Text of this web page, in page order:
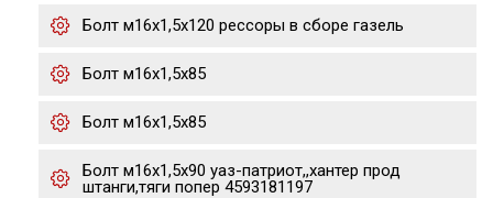
Болт м16х1,5х120 рессоры в сборе газель
Болт м16х1,5х85
Болт м16х1,5х85
Болт м16х1,5х90 уаз-патриот,,хантер прод
штанги,тяги попер 4593181197